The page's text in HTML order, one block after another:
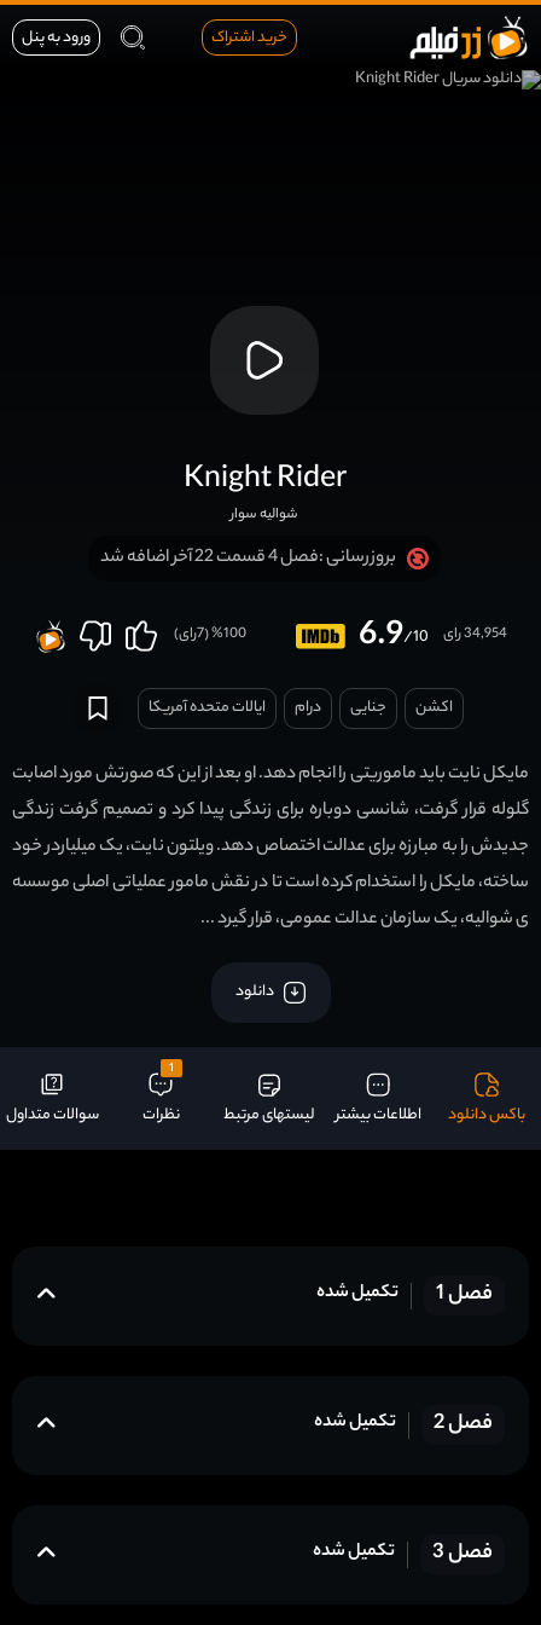
خرید اشتراک ورود به پنل
Knight Rider
شوالیه سوار
بروزرسانی :فصل 4 قسمت 22 آخر اضافه شد
6.9/10 34,954 رای 100
% (
7رای)
اکشن جنایی درام ایالات متحده آمریکا
مایکل نایت باید ماموریتی را انجام دهد. او بعد از این که صورتش مورد اصابت
گلوله قرار گرفت، شانسی دوباره برای زندگی پیدا کرد و تصمیم گرفت زندگی
جدیدش را به مبارزه برای عدالت اختصاص دهد. ویلتون نایت، یک میلیاردر خود
ساخته، مایکل را استخدام کرده است تا در نقش مامور عملیاتی اصلی موسسه
ی شوالیه، یک سازمان عدالت عمومی، قرار گیرد ...
دانلود
باکس دانلود اطلاعات بیشتر لیستهای مرتبط
1
نظرات سوالات متداول
فصل 1 تکمیل شده
فصل 2 تکمیل شده
فصل 3 تکمیل شده